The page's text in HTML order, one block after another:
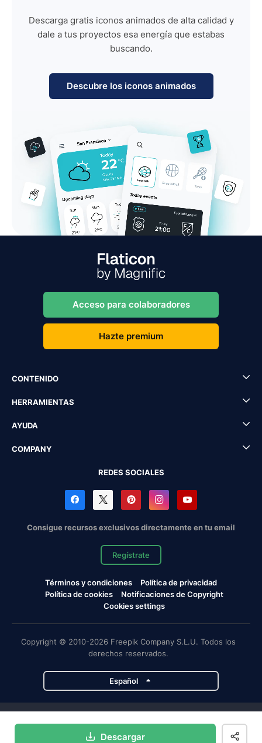
Descargar
Descarga gratis iconos animados de alta calidad y
dale a tus proyectos esa energía que estabas
buscando.
Descubre los iconos animados
Acceso para colaboradores
Hazte premium
CONTENIDO
HERRAMIENTAS
AYUDA
COMPANY
REDES SOCIALES
Consigue recursos exclusivos directamente en tu email
Regístrate
Términos y condiciones
Política de privacidad
Política de cookies
Notificaciones de Copyright
Cookies settings
Copyright © 2010-2026 Freepik Company S.L.U. Todos los
derechos reservados.
Español